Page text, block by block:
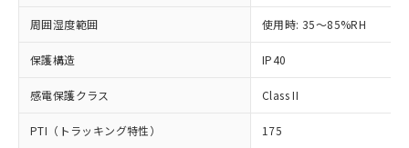
周囲湿度範囲 使用時: 35～85%RH
保護構造 IP40
感電保護クラス Class II
PTI（トラッキング特性） 175
本サービスの対象外となる商品もある
ことをご了承ください。
在庫状況および標準価格照会結果は、
記載している更新日時点での社内デー
タに基づき作成されるものであり、閲
覧された時点での実際の在庫および標
準価格とは異なる場合があることをご
仕入先様の事情により、非含有部品として
いたものが、含有品と判明した場合などや
*EU RoHS指令（10物質）：
鉛(Pb) 1000ppm以下、 水銀(Hg) 1000ppm以下、 カド
六価クロム(Cr(Ⅵ)) 1000ppm以下、ポリ臭化ビフェニル
「×」：最大均質材料含有率が中国RoHSの
基準値を超えていることを示します。
「－」：未確認です。当社販売部門へお問
い合わせください。
*中国RoHS10物質の基準値 (GB/T26572)：
ム) : 100ppm、
当社は、これら貴社製品のうち、外国
為替および外国貿易法に定める商品
（以下｢規制貨物等」という）を輸出
または国外への提供する場合は、日本
国政府の輸出許可(または役務取引許
可)を取得するなどの必要な手続きを
記